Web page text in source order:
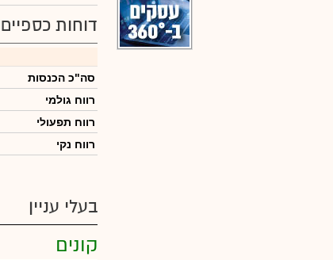
דוחות כספיים
סה"כ הכנסות
רווח גולמי
רווח תפעולי
רווח נקי
בעלי עניין
קונים